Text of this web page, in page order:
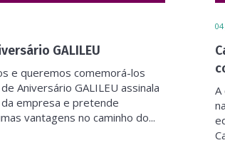
GALILEU
e queremos comemorá-los
Aniversário GALILEU assinala
empresa e pretende
vantagens no caminho do...
04
A